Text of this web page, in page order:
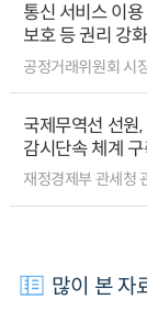
통신 서비스 이
보호 등 권리 강
공정거래위원회 시
국제무역선 선원
감시단속 체계
재정경제부 관세청
많이 본 자